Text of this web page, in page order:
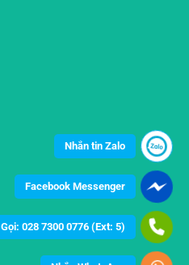
Nhắn tin Zalo
Facebook Messenger
Gọi: 028 7300 0776 (Ext: 5)